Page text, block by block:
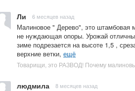
Ли 6 месяцев назад
Малиновое " Дерево", это штамбовая
не нуждающая опоры. Урожай
зиме подрезается на высоте 1,5 ,
верхние ветки, ещё
людмила 8 месяцев назад